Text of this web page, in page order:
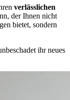
verlässlichen
der Ihnen nicht
bietet, sondern
ihr neues